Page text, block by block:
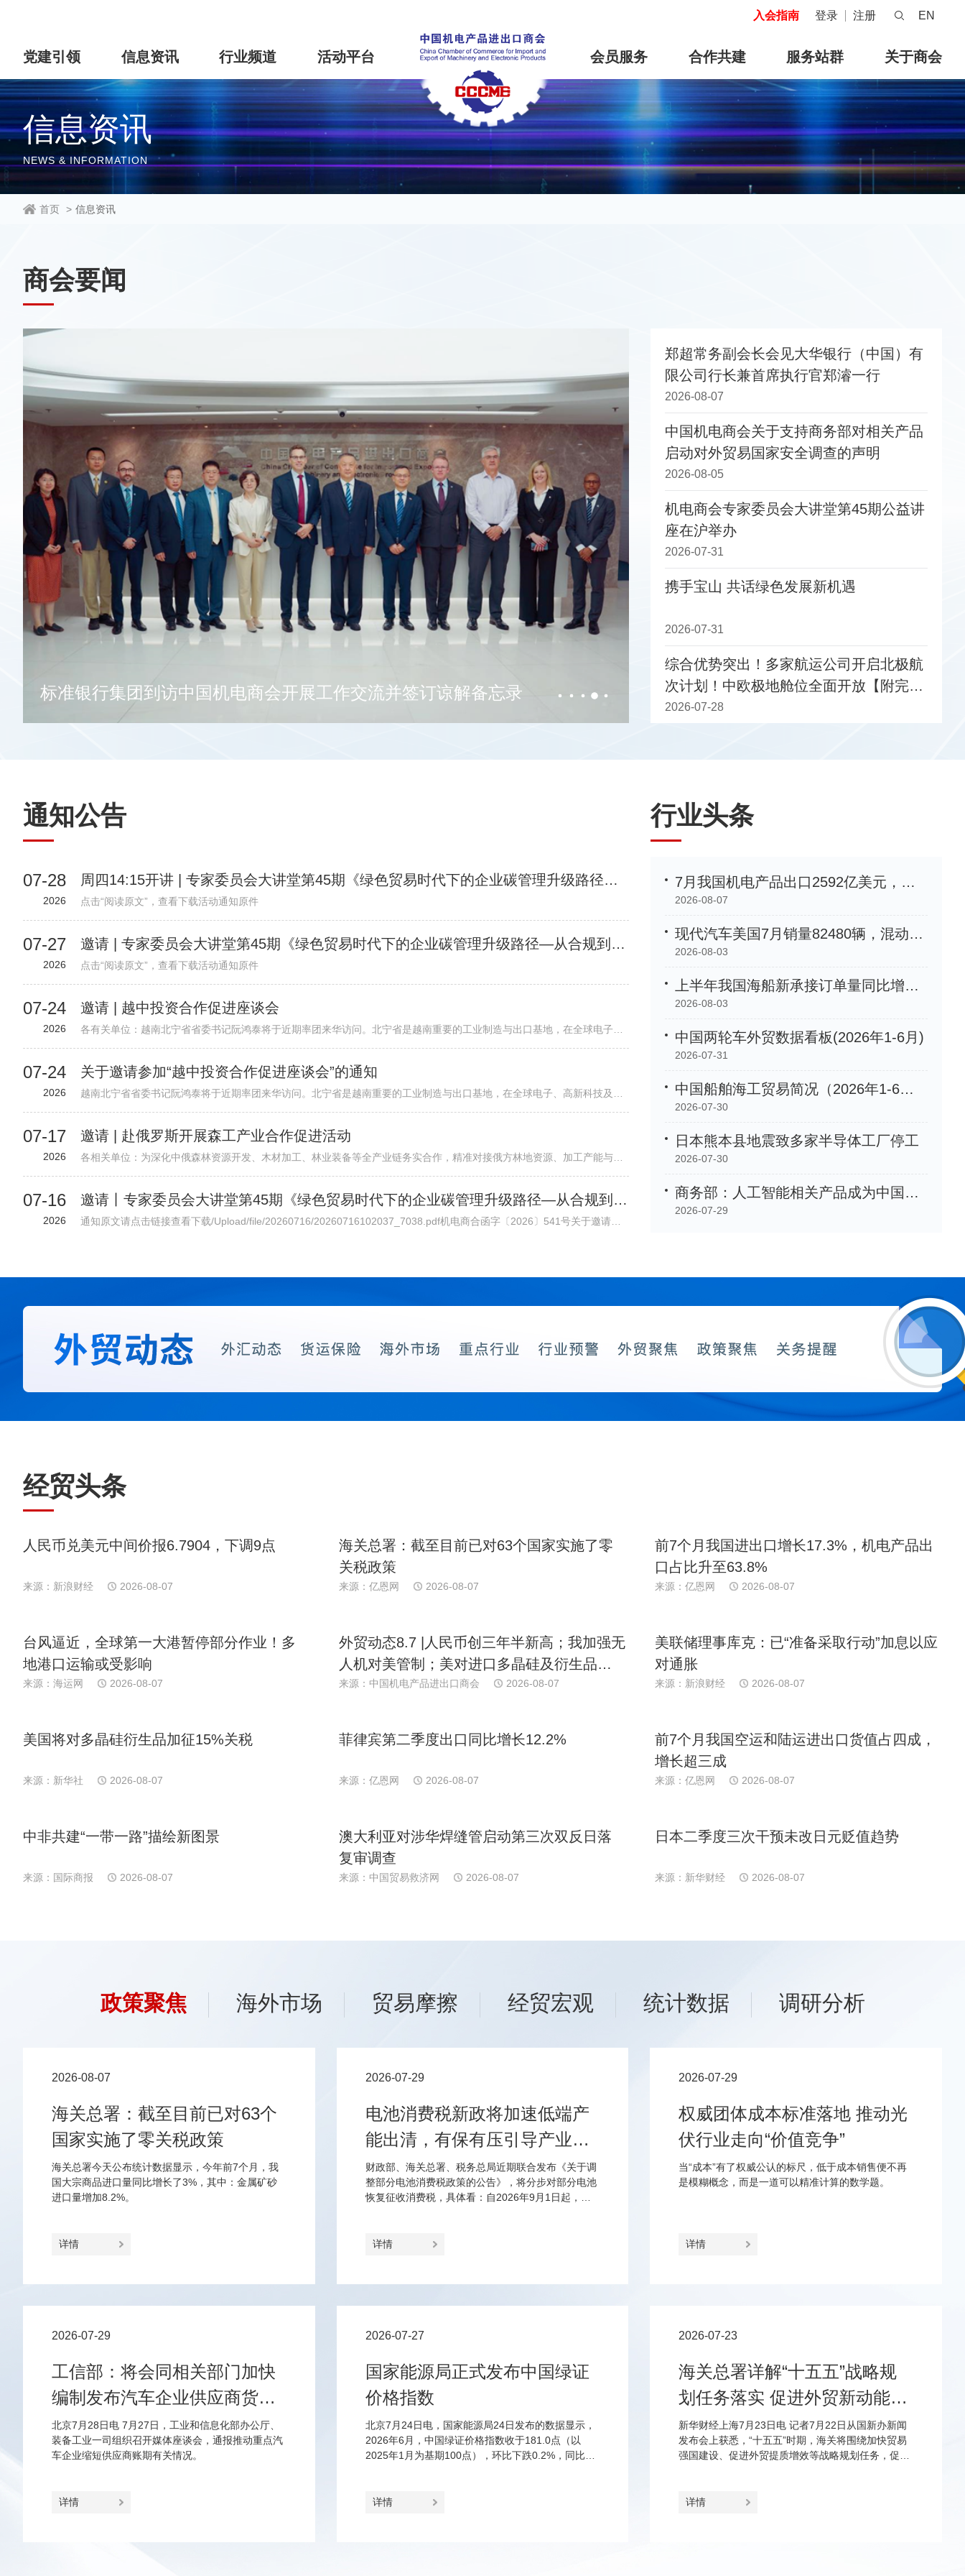
入会指南 登录 注册 EN
党建引领 信息资讯 行业频道 活动平台 会员服务 合作共建 服务站群 关于商会
信息资讯
NEWS & INFORMATION
首页 > 信息资讯
商会要闻
标准银行集团到访中国机电商会开展工作交流并签订谅解备忘录 2025中国（上海）国际技术合作大会成功
郑超常务副会长会见大华银行（中国）有
限公司行长兼首席执行官郑濬一行
2026-08-07
中国机电商会关于支持商务部对相关产品
启动对外贸易国家安全调查的声明
2026-08-05
机电商会专家委员会大讲堂第45期公益讲
座在沪举办
2026-07-31
携手宝山 共话绿色发展新机遇
2026-07-31
综合优势突出！多家航运公司开启北极航
次计划！中欧极地舱位全面开放【附完整
船期表】
2026-07-28
通知公告
07-28
2026
周四14:15开讲 | 专家委员会大讲堂第45期《绿色贸易时代下的企业碳管理升级路径—从合规到竞争力》
点击“阅读原文”，查看下载活动通知原件
07-27
2026
邀请 | 专家委员会大讲堂第45期《绿色贸易时代下的企业碳管理升级路径—从合规到竞争力》
点击“阅读原文”，查看下载活动通知原件
07-24
2026
邀请 | 越中投资合作促进座谈会
各有关单位：越南北宁省省委书记阮鸿泰将于近期率团来华访问。北宁省是越南重要的工业制造与出口基地，在全球电子、高新科技及智能制造领域形成了一定产业规模。依托其地理位置、基础设施以及当地政府“与企业同行”...
07-24
2026
关于邀请参加“越中投资合作促进座谈会”的通知
越南北宁省省委书记阮鸿泰将于近期率团来华访问。北宁省是越南重要的工业制造与出口基地，在全球电子、高新科技及智能制造领域形成了一定产业规模。依托其地理位置、基础设施以及当地政府“与企业同行”的投资服务配套机制，北宁省已吸引多家跨国企业入驻，成为外资企业在越南布局的重要选项之一。 为进一步促进中国与越南地方政府间经贸交流合作，加强中国企业对越南北宁省贸易投资环境的了解，北宁省人民委员会和越南驻华大使馆将于8月24日（星期一）在北京共同举办“越中投资合作促进座谈会-北宁省:携手同行共创未来”。会议包括相关领导致辞、北宁省推介片、投资政策推介、实践案例分享、投资证书颁发仪式、省领导总结发言等多个环节，具体安排请见附件活动初步议程。 近年来，机电商会受邀配合越南方面举办多场投资、贸易与旅游促进活动，为两国企业搭建对接平台，推动了双边在经贸、投资等领域的务实合作。受越南驻华使馆委托，机电商会将再次支持本次活动，现邀请与北宁省重点合作领域相关的企业参会并开展交流。请有意参会的企业于8月19日前打开下方链接，或扫描下方二维码在线报名。我会将根据使馆要求进行企业适配度审核，最终参会请以我会邮件通知为准。
07-17
2026
邀请 | 赴俄罗斯开展森工产业合作促进活动
各相关单位：为深化中俄森林资源开发、木材加工、林业装备等全产业链务实合作，精准对接俄方林地资源、加工产能与对华合作政策，我会拟组织行业企业于2026年7月底赴俄罗斯开展林业专项商务考察。目前境外详细行程、...
07-16
2026
邀请丨专家委员会大讲堂第45期《绿色贸易时代下的企业碳管理升级路径—从合规到竞争力》公益讲座
通知原文请点击链接查看下载/Upload/file/20260716/20260716102037_7038.pdf机电商合函字〔2026〕541号关于邀请参加中国机电商会专家委员会大讲堂第45期公益讲座《绿色贸易时代下的企业碳管理升级路径—从合规到竞争力》的函各有关单位： 党的十八大以来，党中央实施积极应对气候变化国家战略，作出实现碳达峰碳中和的重大战略决策。中国机电产品进出口商会（以下简称“机电商会”）积极落实党中央决策部署，始终致力于提升企业
行业头条
7月我国机电产品出口2592亿美元，同比增长33.9%
2026-08-07
现代汽车美国7月销量82480辆，混动车型增长35%创新高
2026-08-03
上半年我国海船新承接订单量同比增长105.2%
2026-08-03
中国两轮车外贸数据看板(2026年1-6月)
2026-07-31
中国船舶海工贸易简况（2026年1-6月）
2026-07-30
日本熊本县地震致多家半导体工厂停工
2026-07-30
商务部：人工智能相关产品成为中国外贸「新名片」
2026-07-29
经贸头条
人民币兑美元中间价报6.7904，下调9点
来源：新浪财经 2026-08-07
海关总署：截至目前已对63个国家实施了零
关税政策
来源：亿恩网 2026-08-07
前7个月我国进出口增长17.3%，机电产品出
口占比升至63.8%
来源：亿恩网 2026-08-07
台风逼近，全球第一大港暂停部分作业！多
地港口运输或受影响
来源：海运网 2026-08-07
外贸动态8.7 |人民币创三年半新高；我加强无
人机对美管制；美对进口多晶硅及衍生品加
关税；多国港口罢工；日消费连续下滑；欧
来源：中国机电产品进出口商会 2026-08-07
美联储理事库克：已“准备采取行动”加息以应
对通胀
来源：新浪财经 2026-08-07
美国将对多晶硅衍生品加征15%关税
来源：新华社 2026-08-07
菲律宾第二季度出口同比增长12.2%
来源：亿恩网 2026-08-07
前7个月我国空运和陆运进出口货值占四成，
增长超三成
来源：亿恩网 2026-08-07
中非共建“一带一路”描绘新图景
来源：国际商报 2026-08-07
澳大利亚对涉华焊缝管启动第三次双反日落
复审调查
来源：中国贸易救济网 2026-08-07
日本二季度三次干预未改日元贬值趋势
来源：新华财经 2026-08-07
政策聚焦 海外市场 贸易摩擦 经贸宏观 统计数据 调研分析
2026-08-07
海关总署：截至目前已对63个
国家实施了零关税政策
海关总署今天公布统计数据显示，今年前7个月，我
国大宗商品进口量同比增长了3%，其中：金属矿砂
进口量增加8.2%。
详情
2026-07-29
电池消费税新政将加速低端产
能出清，有保有压引导产业优
化结构
财政部、海关总署、税务总局近期联合发布《关于调
整部分电池消费税政策的公告》，将分步对部分电池
恢复征收消费税，具体看：自2026年9月1日起，对
电池延至2027年4月1日起征2%、2028年4月1日起征
详情
2026-07-29
权威团体成本标准落地 推动光
伏行业走向“价值竞争”
当“成本”有了权威公认的标尺，低于成本销售便不再
是模糊概念，而是一道可以精准计算的数学题。
详情
2026-07-29
工信部：将会同相关部门加快
编制发布汽车企业供应商货款
支付规范指引
北京7月28日电 7月27日，工业和信息化部办公厅、
装备工业一司组织召开媒体座谈会，通报推动重点汽
车企业缩短供应商账期有关情况。
详情
2026-07-27
国家能源局正式发布中国绿证
价格指数
北京7月24日电，国家能源局24日发布的数据显示，
2026年6月，中国绿证价格指数收于181.0点（以
2025年1月为基期100点），环比下跌0.2%，同比上
详情
2026-07-23
海关总署详解“十五五”战略规
划任务落实 促进外贸新动能更
加壮大、进出口更加协调
新华财经上海7月23日电 记者7月22日从国新办新闻
发布会上获悉，“十五五”时期，海关将围绕加快贸易
强国建设、促进外贸提质增效等战略规划任务，促进
详情